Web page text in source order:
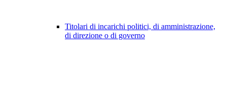
Titolari di incarichi politici, di amministrazione,
di direzione o di governo